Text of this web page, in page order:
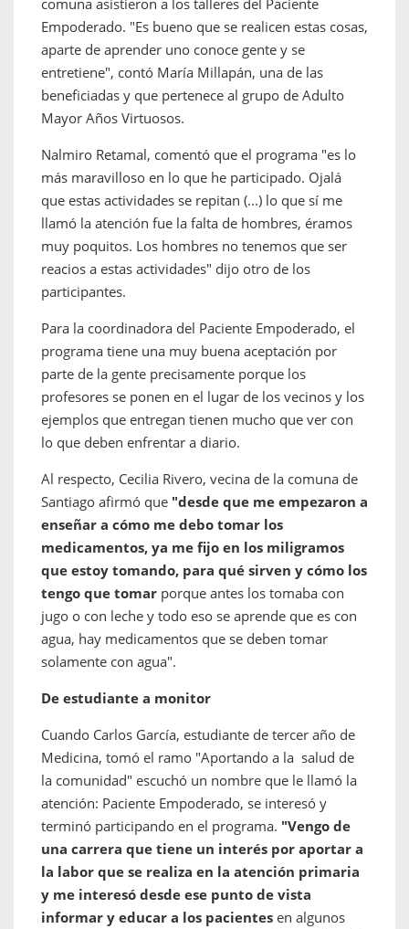
comuna asistieron a los talleres del Paciente
Empoderado. "Es bueno que se realicen estas cosas,
aparte de aprender uno conoce gente y se
entretiene", contó María Millapán, una de las
beneficiadas y que pertenece al grupo de Adulto
Mayor Años Virtuosos.
Nalmiro Retamal, comentó que el programa "es lo
más maravilloso en lo que he participado. Ojalá
que estas actividades se repitan (...) lo que sí me
llamó la atención fue la falta de hombres, éramos
muy poquitos. Los hombres no tenemos que ser
reacios a estas actividades" dijo otro de los
participantes.
Para la coordinadora del Paciente Empoderado, el
programa tiene una muy buena aceptación por
parte de la gente precisamente porque los
profesores se ponen en el lugar de los vecinos y los
ejemplos que entregan tienen mucho que ver con
lo que deben enfrentar a diario.
Al respecto, Cecilia Rivero, vecina de la comuna de
Santiago afirmó que "desde que me empezaron a
enseñar a cómo me debo tomar los
medicamentos, ya me fijo en los miligramos
que estoy tomando, para qué sirven y cómo los
tengo que tomar porque antes los tomaba con
jugo o con leche y todo eso se aprende que es con
agua, hay medicamentos que se deben tomar
solamente con agua".
De estudiante a monitor
Cuando Carlos García, estudiante de tercer año de
Medicina, tomó el ramo "Aportando a la salud de
la comunidad" escuchó un nombre que le llamó la
atención: Paciente Empoderado, se interesó y
terminó participando en el programa. "Vengo de
una carrera que tiene un interés por aportar a
la labor que se realiza en la atención primaria
y me interesó desde ese punto de vista
informar y educar a los pacientes en algunos